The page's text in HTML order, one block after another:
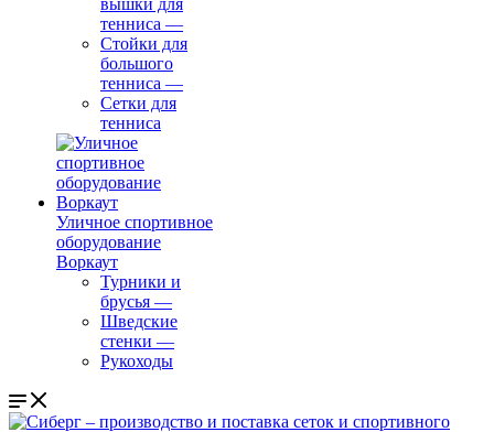
вышки для
тенниса —
Стойки для
большого
тенниса —
Сетки для
тенниса
Уличное спортивное
оборудование
Воркаут
Турники и
брусья —
Шведские
стенки —
Рукоходы